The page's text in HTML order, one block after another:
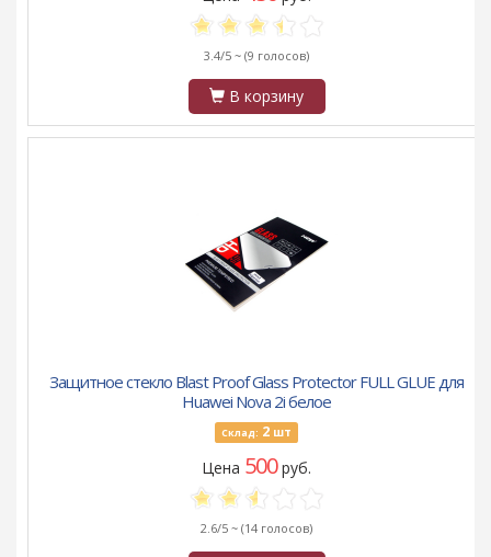
3.4/5 ~ (9 голосов)
В корзину
Защитное стекло Blast Proof Glass Protector FULL GLUE для
Huawei Nova 2i белое
Склад: 2 шт
Цена 500руб.
2.6/5 ~ (14 голосов)